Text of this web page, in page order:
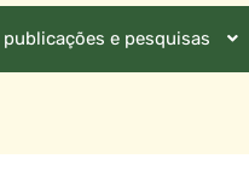
publicações e pesquisas